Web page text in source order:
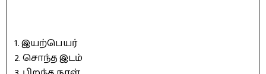
1. இயற்பெயர்
2. சொந்த இடம்